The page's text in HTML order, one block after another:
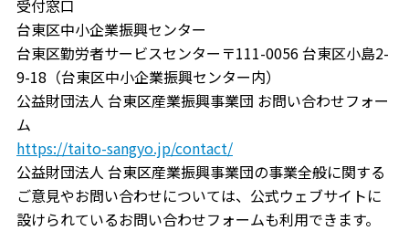
受付窓口
台東区中小企業振興センター
台東区勤労者サービスセンター〒111-0056 台東区小島2-
9-18（台東区中小企業振興センター内）
公益財団法人 台東区産業振興事業団 お問い合わせフォー
ム
https://taito-sangyo.jp/contact/
公益財団法人 台東区産業振興事業団の事業全般に関する
ご意見やお問い合わせについては、公式ウェブサイトに
設けられているお問い合わせフォームも利用できます。